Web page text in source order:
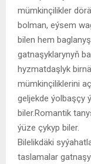
mümkinçilikler
bolman, eýsem
bilen hem
gatnaşyklarynyň
hyzmatdaşlyk
mümkinçiliklerini
geljekde ýolbaşçy
biler.Romantik
ýüze çykyp biler.
Bilelikdäki
taslamalar